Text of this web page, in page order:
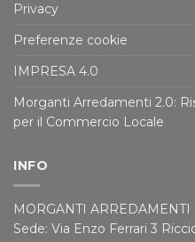
Privacy
Preferenze cookie
IMPRESA 4.0
Morganti Arredamenti 2.0:
per il Commercio Locale
INFO
MORGANTI ARREDAMENTI
Sede: Via Enzo Ferrari 3